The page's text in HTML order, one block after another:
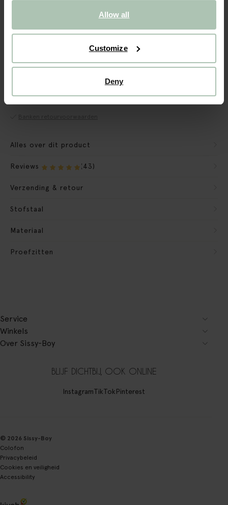
Allow all
Customize
Deny
VOEG TOE AAN WINKELMAND
We maken de bank gebruiksklaar
Alles over dit product
Reviews (43)
Verzending & retour
Stofstaal
Materiaal
Proefzitten
Service
Winkels
Over Sissy-Boy
BLIJF DICHTBIJ, OOK ONLINE
InstagramTikTokPinterest
© 2026 Sissy-Boy
Colofon
Privacybeleid
Cookies en veiligheid
Accessibility